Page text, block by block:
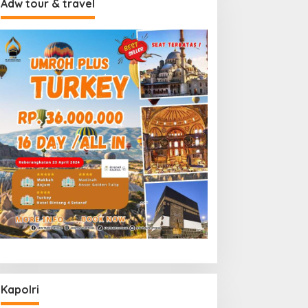
Adw tour & travel
Kapolri